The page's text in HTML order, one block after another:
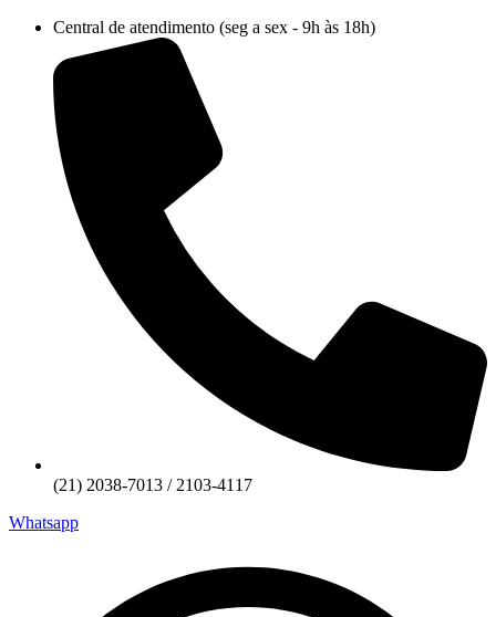
conteúdo
Central de atendimento (seg a sex - 9h às 18h)
(21) 2038-7013 / 2103-4117
Whatsapp